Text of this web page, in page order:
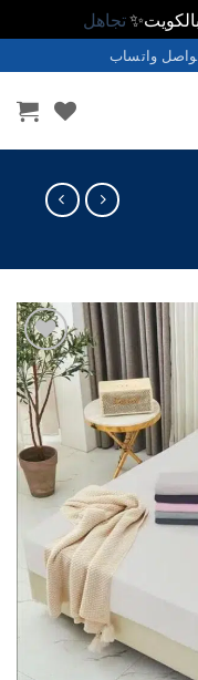
تجاهل
واتساب
اضف
الي
المفضلة